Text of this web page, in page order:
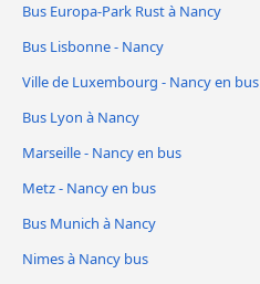
Bus Europa-Park Rust à Nancy
Bus Lisbonne - Nancy
Ville de Luxembourg - Nancy en bus
Bus Lyon à Nancy
Marseille - Nancy en bus
Metz - Nancy en bus
Bus Munich à Nancy
Nimes à Nancy bus